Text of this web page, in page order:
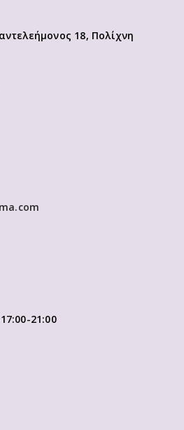
18, Πολίχνη
21:00